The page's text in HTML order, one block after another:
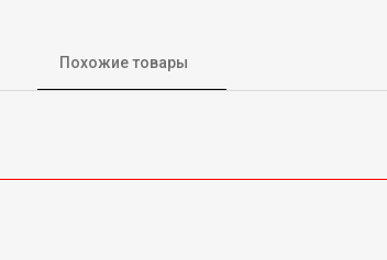
Похожие товары